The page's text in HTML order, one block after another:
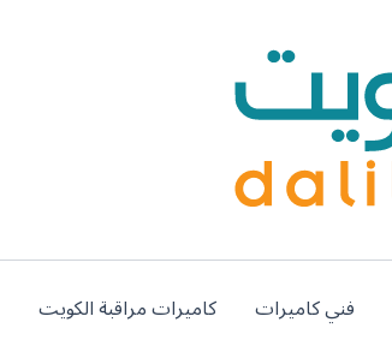
فني كاميرات كاميرات مراقبة الكويت